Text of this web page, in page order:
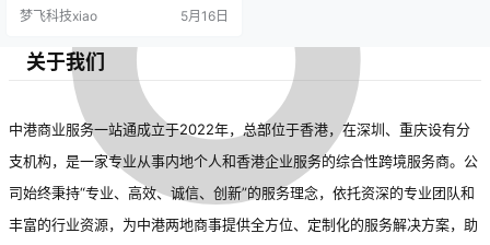
络延迟极低，这使得用户能够体验
间。例如，根据Speedtest的数据，
香港服务器的平均下载速度可达100
Mbps，而上传速度则在5-10Mbps
之间，这对于需要处理大量数据或
视频流…
梦飞科技xiao 5月16日
关于我们
中港商业服务一站通成立于2022年，总部位于香港，在深圳、重庆设有分
支机构，是一家专业从事内地个人和香港企业服务的综合性跨境服务商。公
司始终秉持“专业、高效、诚信、创新”的服务理念，依托资深的专业团队和
丰富的行业资源，为中港两地商事提供全方位、定制化的服务解决方案，助